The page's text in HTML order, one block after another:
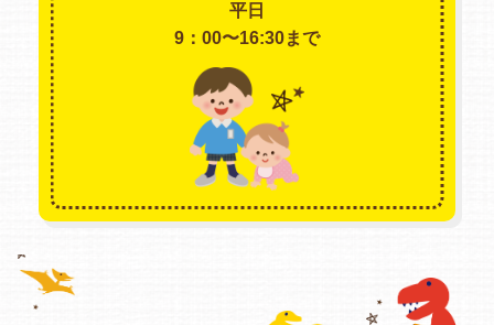
平日
9：00〜16:30まで